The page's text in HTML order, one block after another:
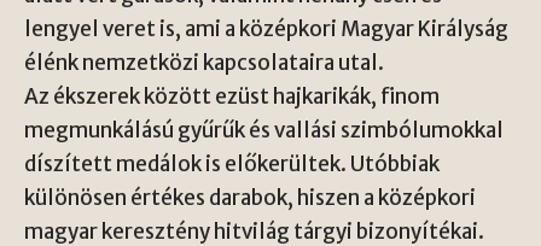
lengyel veret is, ami a középkori Magyar Királyság
élénk nemzetközi kapcsolataira utal.
Az ékszerek között ezüst hajkarikák, finom
megmunkálású gyűrűk és vallási szimbólumokkal
díszített medálok is előkerültek. Utóbbiak
különösen értékes darabok, hiszen a középkori
magyar keresztény hitvilág tárgyi bizonyítékai.